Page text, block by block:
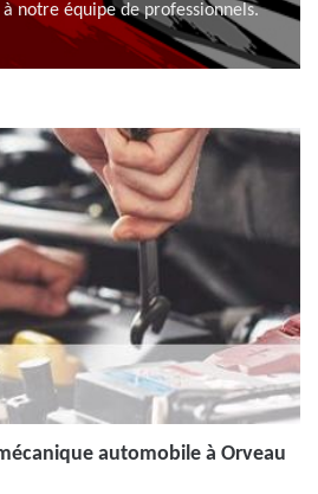
notre équipe de professionnels.
automobile à Orveau